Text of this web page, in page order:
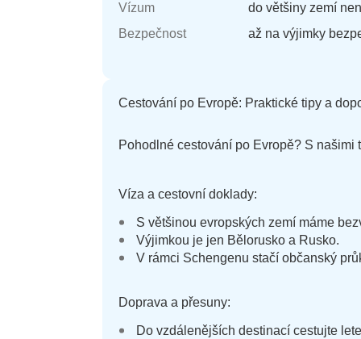
Vízum
do většiny zemí
Bezpečnost
až na výjimky
Cestování po Evropě: Praktické tipy a
Pohodlné cestování po Evropě? S našimi
Víza a cestovní doklady:
S většinou evropských zemí máme
Výjimkou je jen Bělorusko a Rusko.
V rámci Schengenu stačí občanský
Doprava a přesuny:
Do vzdálenějších destinací cestujte